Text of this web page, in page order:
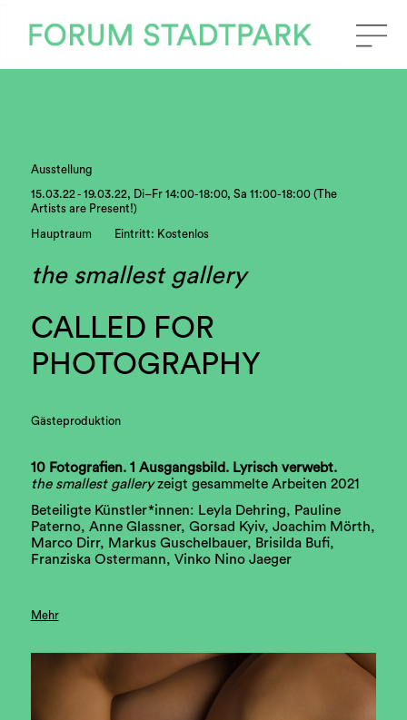
Ausstellung
15.03.22 - 19.03.22, Di–Fr 14:00-18:00, Sa 11:00-18:00 (The
Artists are Present!)
Hauptraum Eintritt: Kostenlos
the smallest gallery
CALLED FOR
PHOTOGRAPHY
Gästeproduktion
10 Fotografien. 1 Ausgangsbild. Lyrisch verwebt.
the smallest galleryzeigt gesammelte Arbeiten 2021
Beteiligte Künstler*innen: Leyla Dehring, Pauline
Paterno, Anne Glassner, Gorsad Kyiv, Joachim Mörth,
Marco Dirr, Markus Guschelbauer, Brisilda Bufi,
Franziska Ostermann, Vinko Nino Jaeger
Mehr